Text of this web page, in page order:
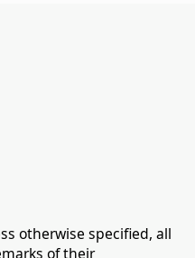
otherwise specified, all
of their